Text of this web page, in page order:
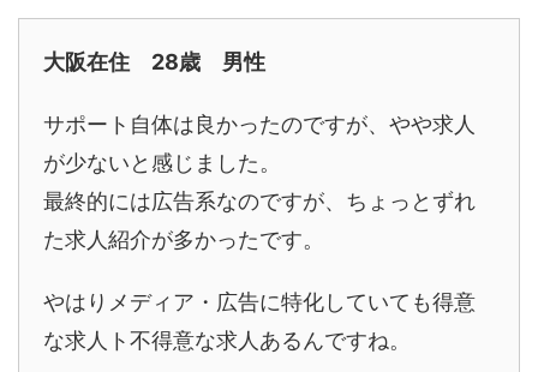
大阪在住 28歳 男性
サポート自体は良かったのですが、やや求人
が少ないと感じました。
最終的には広告系なのですが、ちょっとずれ
た求人紹介が多かったです。
やはりメディア・広告に特化していても得意
な求人ト不得意な求人あるんですね。